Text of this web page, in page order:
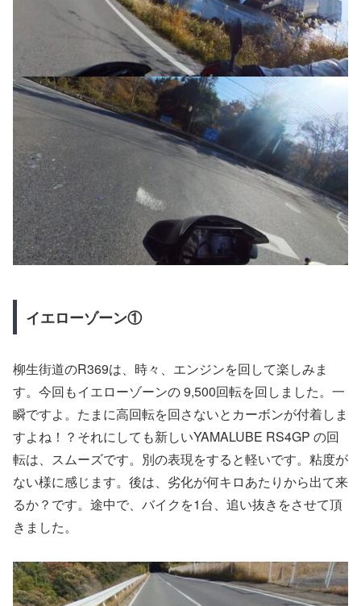
イエローゾーン①
柳生街道のR369は、時々、エンジンを回して楽しみま
す。今回もイエローゾーンの 9,500回転を回しました。一
瞬ですよ。たまに高回転を回さないとカーボンが付着しま
すよね！？それにしても新しいYAMALUBE RS4GP の回
転は、スムーズです。別の表現をすると軽いです。粘度が
ない様に感じます。後は、劣化が何キロあたりから出て来
るか？です。途中で、バイクを1台、追い抜きをさせて頂
きました。